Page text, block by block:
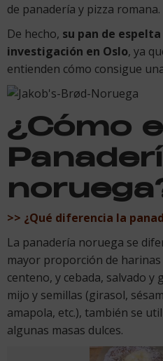
de panadería y pizza romana.
De hecho, su pan de
investigación en Oslo, ya
entienden cómo consigue
¿Cómo
>> ¿Qué diferencia la
La panadería noruega se
mayor proporción de
centeno, y cebada, salvado
mijo y semillas (girasol,
amapola, etc.), también se
algunas masas dulces.